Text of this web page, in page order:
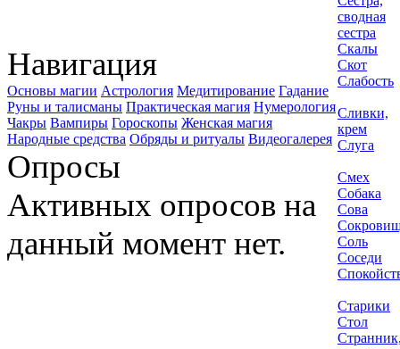
Навигация
Основы магии Астрология Медитирование Гадание
Руны и талисманы Практическая магия Нумерология
Чакры Вампиры Гороскопы Женская магия
Народные средства Обряды и ритуалы Видеогалерея
Опросы
Активных опросов на
данный момент нет.
сводная
сестра
Скалы
Скот
Слабость
Сливки,
крем
Слуга
Смех
Собака
Сова
Соль
Соседи
Старики
Стол